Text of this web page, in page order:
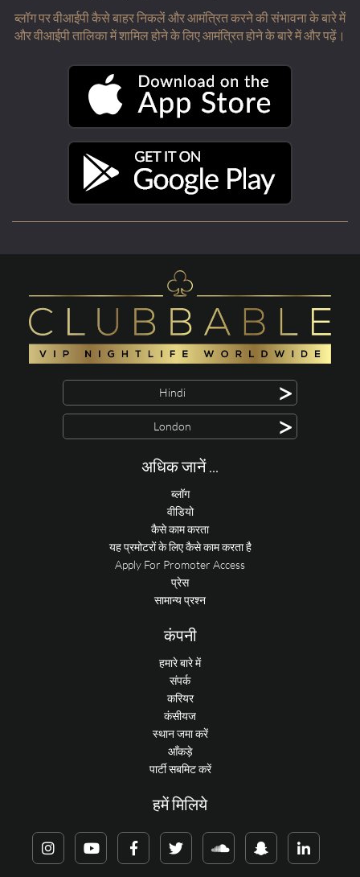
ब्लॉग पर वीआईपी कैसे बाहर निकलें और आमंत्रित करने की संभावना के बारे में
और वीआईपी तालिका में शामिल होने के लिए आमंत्रित होने के बारे में और पढ़ें।
Hindi >
London >
अधिक जानें ...
ब्लॉग
वीडियो
कैसे काम करता
यह प्रमोटरों के लिए कैसे काम करता है
Apply For Promoter Access
प्रेस
सामान्य प्रश्न
कंपनी
हमारे बारे में
संपर्क
करियर
कंसीयज
स्थान जमा करें
आँकड़े
पार्टी सबमिट करें
हमें मिलिये